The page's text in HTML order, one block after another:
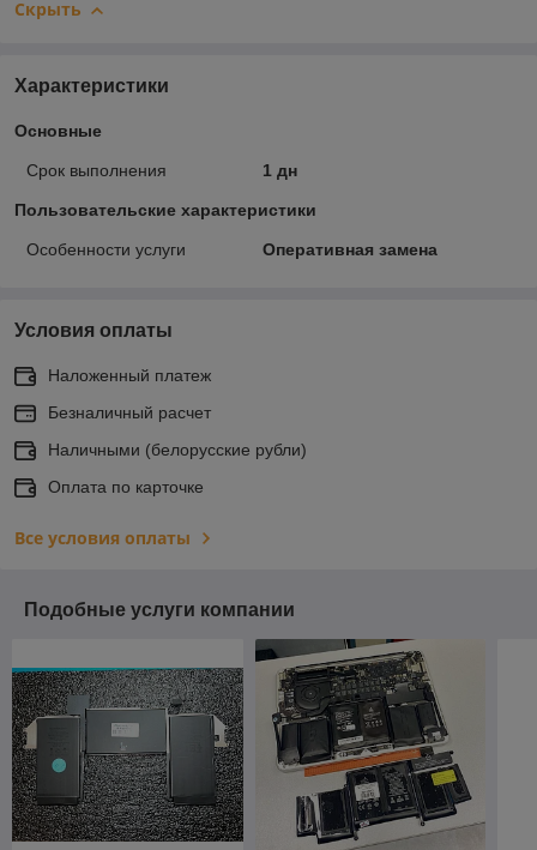
Скрыть
Характеристики
Основные
Срок выполнения 1 дн
Пользовательские характеристики
Особенности услуги Оперативная замена
Условия оплаты
Наложенный платеж
Безналичный расчет
Наличными (белорусские рубли)
Оплата по карточке
Все условия оплаты
Подобные услуги компании